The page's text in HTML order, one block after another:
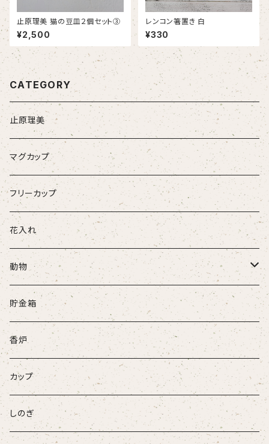
止原理美 猫の豆皿２個セット③
¥2,500
レンコン箸置き 白
¥330
CATEGORY
止原理美
マグカップ
フリーカップ
花入れ
動物
牛
ネコ
ウサギ
パンダ
貯金箱
香炉
カップ
しのぎ